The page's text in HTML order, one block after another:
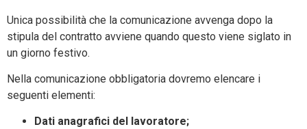
Unica possibilità che la comunicazione avvenga dopo la
stipula del contratto avviene quando questo viene siglato in
un giorno festivo.
Nella comunicazione obbligatoria dovremo elencare i
seguenti elementi:
Dati anagrafici del lavoratore;